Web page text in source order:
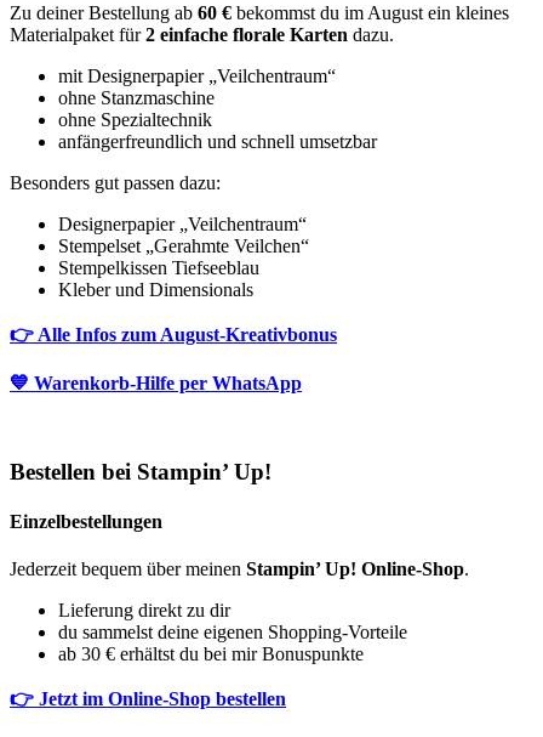
Zu deiner Bestellung ab 60 € bekommst du im August ein kleines
Materialpaket für2 einfache florale Karten dazu.
mit Designerpapier „Veilchentraum“
ohne Stanzmaschine
ohne Spezialtechnik
anfängerfreundlich und schnell umsetzbar
Besonders gut passen dazu:
Designerpapier „Veilchentraum“
Stempelset „Gerahmte Veilchen“
Stempelkissen Tiefseeblau
Kleber und Dimensionals
👉 Alle Infos zum August-Kreativbonus
💙 Warenkorb-Hilfe per WhatsApp
Bestellen bei Stampin’ Up!
Einzelbestellungen
Jederzeit bequem über meinen Stampin’ Up! Online-Shop.
Lieferung direkt zu dir
du sammelst deine eigenen Shopping-Vorteile
ab 30 € erhältst du bei mir Bonuspunkte
👉 Jetzt im Online-Shop bestellen